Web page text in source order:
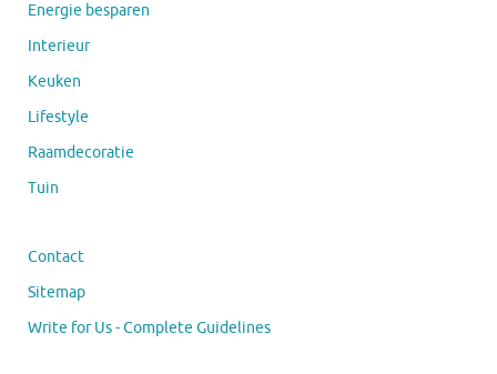
Energie besparen
Interieur
Keuken
Lifestyle
Raamdecoratie
Tuin
Contact
Sitemap
Write for Us - Complete Guidelines